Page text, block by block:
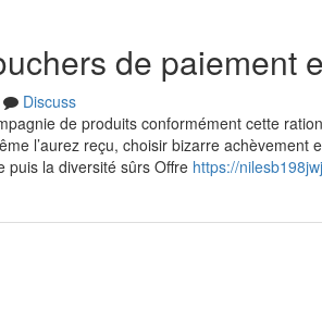
de paiement
Discuss
de produits conformément cette
l’aurez reçu, choisir bizarre achèvement
puis la diversité sûrs Offre https://